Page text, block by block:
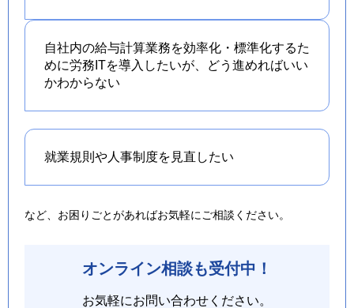
自社内の給与計算業務を効率化・標準化するた
めに労務ITを導入したいが、どう進めればいい
かわからない
就業規則や人事制度を 見直したい
など、お困りごとがあればお気軽にご相談ください。
オンライン相談も受付中！
お気軽にお問い合わせください。